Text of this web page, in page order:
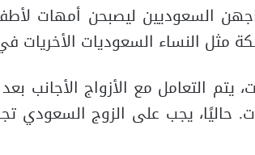
السعوديين ليصبحن أمهات
النساء السعوديات الأخريات في
يتم التعامل مع الأزواج الأجانب
حاليًا، يجب على الزوج السعودي